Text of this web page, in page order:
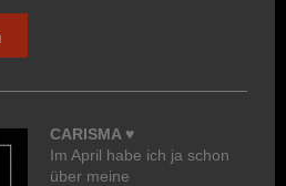
CARISMA ♥
Im April habe ich ja schon
über meine